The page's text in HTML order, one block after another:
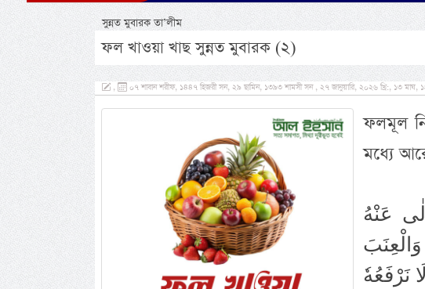
সুন্নত মুবারক তা’লীম
ফল খাওয়া খাছ সুন্নত মুবারক (২)
, ০৭ শাবান শরীফ, ১৪৪৭ হিজরী সন, ২৯ ছামিন, ১৩৯৩ শামসী সন , ২৭ জানুয়ারি, ২০২৬ খ্রি:, ১৩ মাঘ,
ফলমূল
মধ্যে
عَنْهُ